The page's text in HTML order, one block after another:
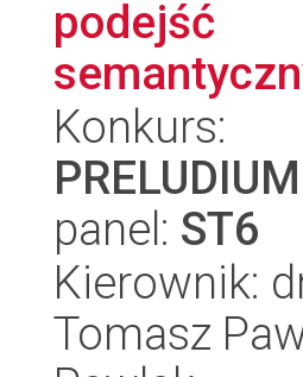
podejść
Konkurs:
panel: ST6
Kierownik:
Tomasz